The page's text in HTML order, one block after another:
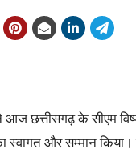
छत्तीसगढ़ के सीएम
स्वागत और सम्मान